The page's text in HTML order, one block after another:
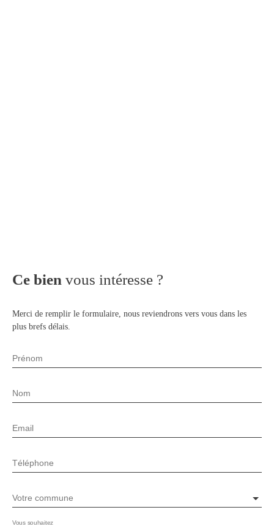
Ce bien vous intéresse ?
Merci de remplir le formulaire, nous reviendrons vers vous dans les
plus brefs délais.
Prénom
Nom
Email
Téléphone
Votre commune
Vous souhaitez